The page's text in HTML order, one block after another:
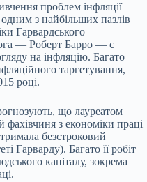
проблем інфляції –
з найбільших пазлів
Гарвардського
— Роберт Барро — є
на інфляцію. Багато
таргетування,
році.
що лауреатом
з економіки праці
безстроковий
Гарварду). Багато її робіт
капіталу, зокрема